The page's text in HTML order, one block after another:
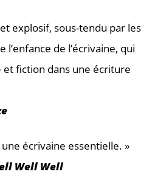
explosif, sous-tendu par les
l’enfance de l’écrivaine, qui
fiction dans une écriture
écrivaine essentielle. »
Well Well